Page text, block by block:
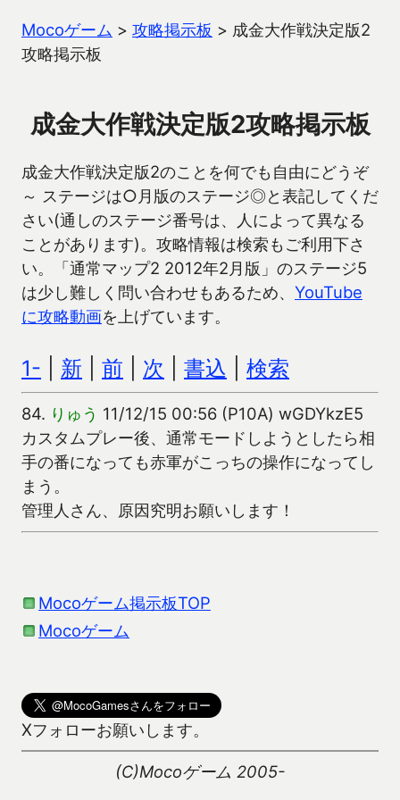
Mocoゲーム > 攻略掲示板 > 成金大作戦決定版2
攻略掲示板
成金大作戦決定版2攻略掲示板
成金大作戦決定版2のことを何でも自由にどうぞ
～ ステージは○月版のステージ◎と表記してくだ
さい(通しのステージ番号は、人によって異なる
ことがあります)。攻略情報は検索もご利用下さ
い。「通常マップ2 2012年2月版」のステージ5
は少し難しく問い合わせもあるため、 YouTube
に攻略動画を上げています。
1- 新 前 次 書込 検索
84. りゅう 11/12/15 00:56 (P10A) wGDYkzE5
カスタムプレー後、通常モードしようとしたら相
手の番になっても赤軍がこっちの操作になってし
まう。
管理人さん、原因究明お願いします！
Mocoゲーム掲示板TOP
Mocoゲーム
Xフォローお願いします。
(C)Mocoゲーム 2005-